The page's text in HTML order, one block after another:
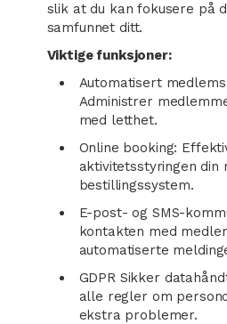
slik at du kan fokusere på
samfunnet ditt.
Viktige funksjoner:
Automatisert
Administrer
med letthet.
Online booking:
aktivitetsstyringen din
bestillingssystem.
E-post- og SMS-
kontakten med
automatiserte
GDPR Sikker
alle regler om
ekstra problemer.